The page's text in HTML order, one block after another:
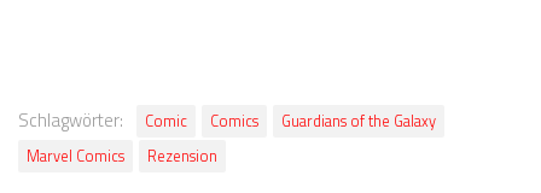
Schlagwörter: Comic Comics
Guardians of the Galaxy
Marvel Comics
Rezension